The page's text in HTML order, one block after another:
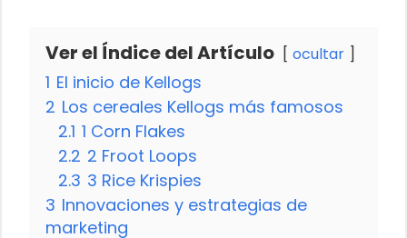
Ver el Índice del Artículo ocultar
1 El inicio de Kellogs
2 Los cereales Kellogs más famosos
2.1 1 Corn Flakes
2.2 2 Froot Loops
2.3 3 Rice Krispies
3 Innovaciones y estrategias de
marketing